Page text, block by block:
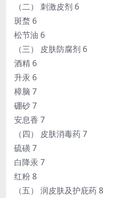
（二） 刺激皮剂 6
斑蝥 6
松节油 6
（三） 皮肤防腐剂 6
酒精 6
升汞 6
樟脑 7
硼砂 7
安息香 7
（四） 皮肤消毒药 7
硫磺 7
白降汞 7
红粉 8
（五） 润皮肤及护庇药 8